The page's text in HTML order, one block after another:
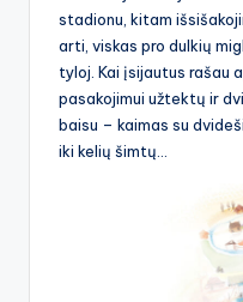
stadionu, kitam
arti, viskas pro dulkių
tyloj. Kai įsijautus rašau
pasakojimui užtektų ir
baisu – kaimas su
iki kelių šimtų…